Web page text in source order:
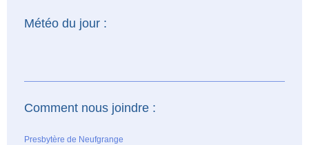
Météo du jour :
Comment nous joindre :
Presbytère de Neufgrange